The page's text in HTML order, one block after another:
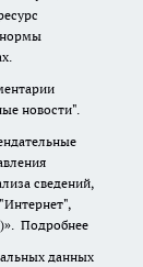
нормы
новости".
сведений,
Подробнее
данных